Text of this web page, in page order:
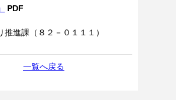
PDF
進課（８２－０１１１）
一覧へ戻る